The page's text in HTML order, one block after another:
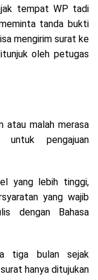
tempat WP tadi
tanda bukti
mengirim surat ke
oleh petugas
atau malah merasa
pengajuan
yang lebih tinggi,
yang wajib
dengan Bahasa
tiga bulan sejak
hanya ditujukan